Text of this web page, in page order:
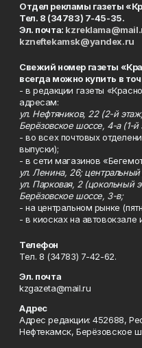
Отдел рекламы газеты
Тел. 8 (34783) 7-45-35.
Эл. почта:
kzneftekamsk@yandex.ru
Свежий номер газеты
всегда можно купить в
- в редакции газеты
адресам:
ул. Нефтяников, 22 (2-й
Берёзовское шоссе, 4-а (1-й
- во всех почтовых
выпуски);
- в сети магазинов
ул. Ленина, 26;
ул. Парковая, 2 (цокольный
Берёзовское шоссе, 3-в;
- на центральном рынке
- в киосках на
Телефон
Тел. 8 (34783) 7-42-62.
Эл. почта
kzgazeta@mail.ru
Адрес
Адрес редакции: 452688,
Нефтекамск, Берёзовское